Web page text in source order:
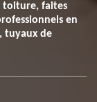
toiture, faites
en
tuyaux de